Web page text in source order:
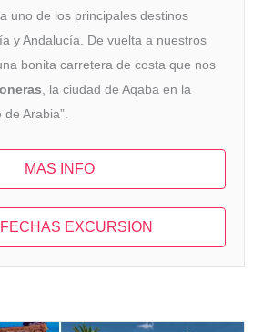
uno de los principales destinos
y Andalucía. De vuelta a nuestros
bonita carretera de costa que nos
, la ciudad de Aqaba en la
de Arabia”.
MAS INFO
EXCURSION